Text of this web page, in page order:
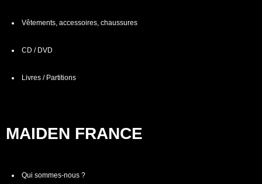
Vêtements, accessoires, chaussures
CD / DVD
Livres / Partitions
MAIDEN FRANCE
Qui sommes-nous ?